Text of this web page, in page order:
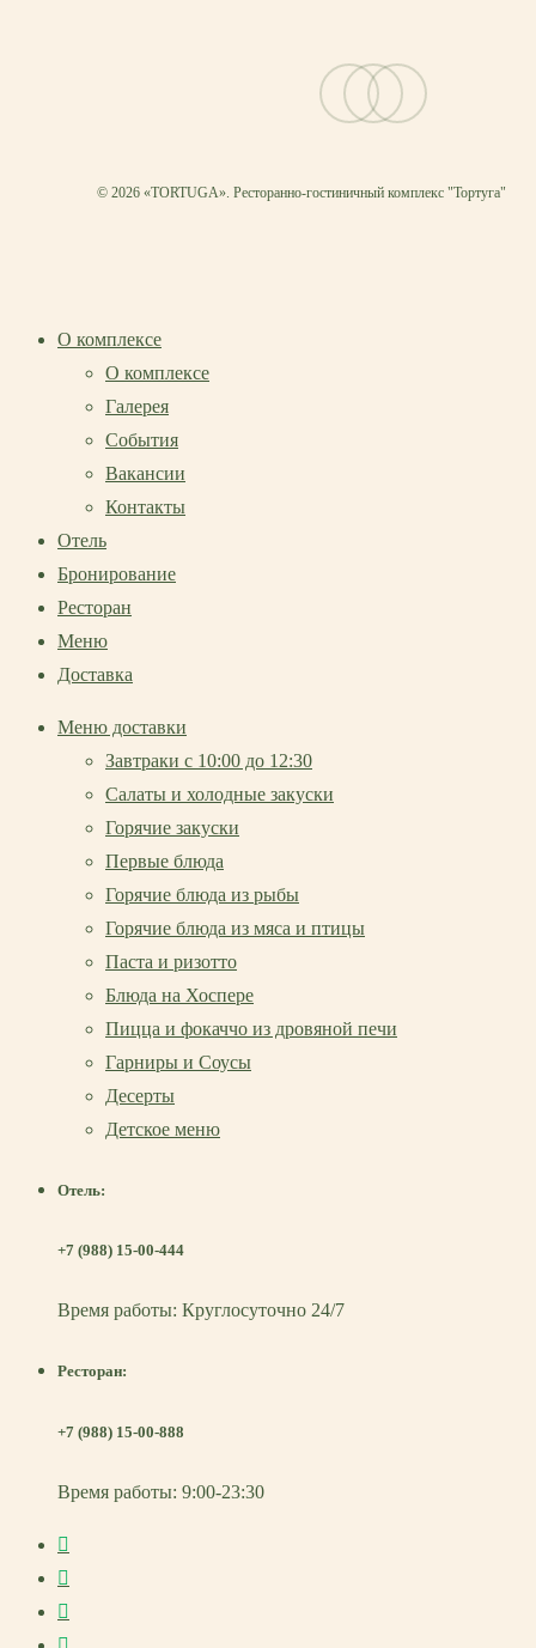
vk telegram
email
© 2026 «TORTUGA». Ресторанно-гостиничный комплекс "Тортуга"
О комплексе
О комплексе
Галерея
События
Вакансии
Контакты
Отель
Бронирование
Ресторан
Меню
Доставка
Меню доставки
Завтраки с 10:00 до 12:30
Салаты и холодные закуски
Горячие закуски
Первые блюда
Горячие блюда из рыбы
Горячие блюда из мяса и птицы
Паста и ризотто
Блюда на Хоспере
Пицца и фокаччо из дровяной печи
Гарниры и Соусы
Десерты
Детское меню
Отель:
+7 (988) 15-00-444
Время работы: Круглосуточно 24/7
Ресторан:
+7 (988) 15-00-888
Время работы: 9:00-23:30